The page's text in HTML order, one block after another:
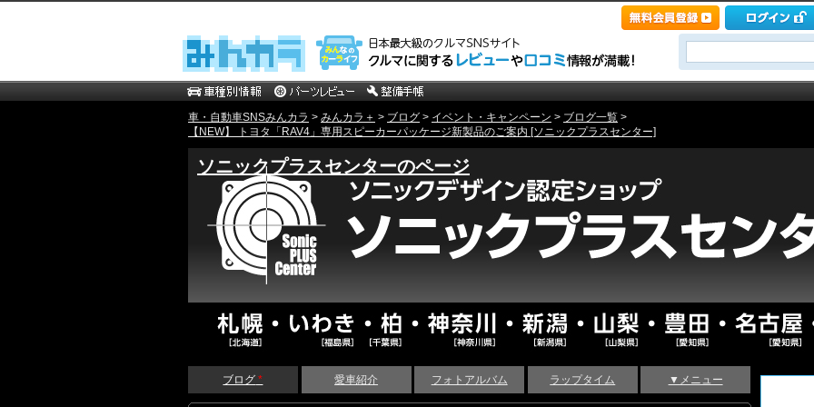
車・自動車SNSみんカラ > みんカラ＋ > ブログ > イベント・キャンペーン > ブログ一覧 >
【NEW】 トヨタ「RAV4」専用スピーカーパッケージ新製品のご案内 [ソニックプラスセンター]
ソニックプラスセンターのページ
ブログ * 愛車紹介 フォトアルバム ラップタイム ▼メニュー